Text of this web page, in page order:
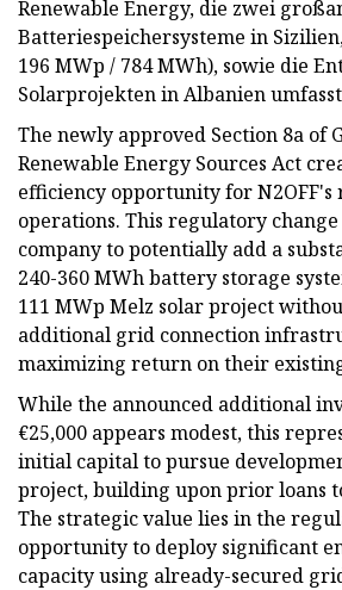
Renewable Energy, die zwei
Batteriespeichersysteme in
196 MWp / 784 MWh), sowie die
Solarprojekten in Albanien
The newly approved Section 8a of
Renewable Energy Sources Act
efficiency opportunity for
operations. This regulatory change
company to potentially add a
240-360 MWh battery storage
111 MWp Melz solar project
additional grid connection
maximizing return on their
While the announced additional
€25,000 appears modest, this
initial capital to pursue
project, building upon prior loans
The strategic value lies in the
opportunity to deploy significant
capacity using already-secured